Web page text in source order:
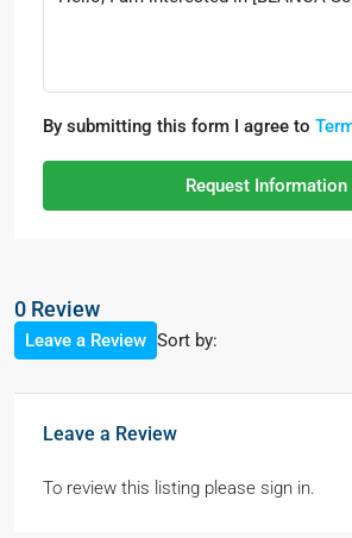
By submitting this form I agree to
Request Information
0 Review
Sort by:
Leave a Review
Leave a Review
To review this listing please sign in.